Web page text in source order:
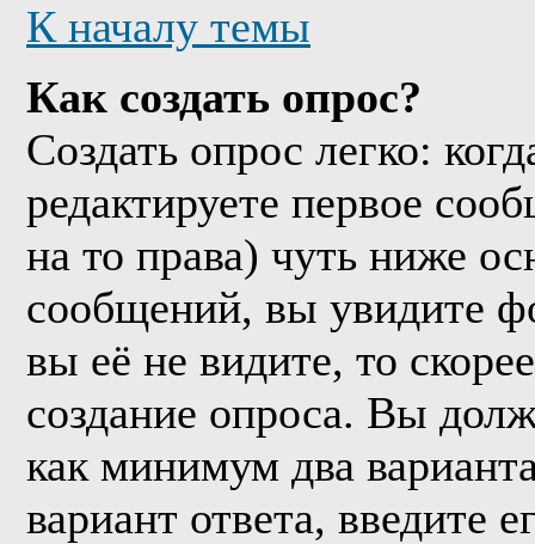
К началу темы
Как создать опрос?
Создать опрос легко:
редактируете первое
на то права) чуть ниже
сообщений, вы увидите
вы её не видите, то
создание опроса. Вы
как минимум два
вариант ответа, введите